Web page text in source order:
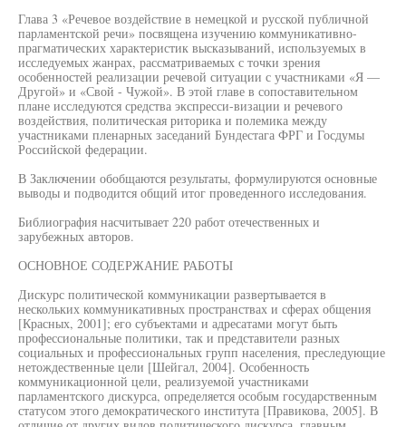
Глава 3 «Речевое воздействие в немецкой и русской публичной
парламентской речи» посвящена изучению коммуникативно-
прагматических характеристик высказываний, используемых в
исследуемых жанрах, рассматриваемых с точки зрения
особенностей реализации речевой ситуации с участниками «Я —
Другой» и «Свой - Чужой». В этой главе в сопоставительном
плане исследуются средства экспресси-визации и речевого
воздействия, политическая риторика и полемика между
участниками пленарных заседаний Бундестага ФРГ и Госдумы
Российской федерации.
В Заключении обобщаются результаты, формулируются основные
выводы и подводится общий итог проведенного исследования.
Библиография насчитывает 220 работ отечественных и
зарубежных авторов.
ОСНОВНОЕ СОДЕРЖАНИЕ РАБОТЫ
Дискурс политической коммуникации развертывается в
нескольких коммуникативных пространствах и сферах общения
[Красных, 2001]; его субъектами и адресатами могут быть
профессиональные политики, так и представители разных
социальных и профессиональных групп населения, преследующие
нетождественные цели [Шейгал, 2004]. Особенность
коммуникационной цели, реализуемой участниками
парламентского дискурса, определяется особым государственным
статусом этого демократического института [Правикова, 2005]. В